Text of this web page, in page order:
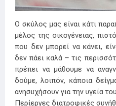
Ο σκύλος μας είναι κάτι
μέλος της οικογένειας,
που δεν μπορεί να κάνει,
δεν πάει καλά – τις
πρέπει να μάθουμε να
δούμε, λοιπόν, κάποια
ανησυχήσουν για την υγεία
Περίεργες διατροφικές